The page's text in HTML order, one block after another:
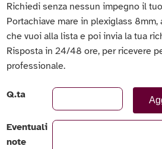
Richiedi senza nessun impegno il
Portachiave mare in plexiglass
che vuoi alla lista e poi invia la tua
Risposta in 24/48 ore, per ricevere
professionale.
Q.ta
Eventuali
note